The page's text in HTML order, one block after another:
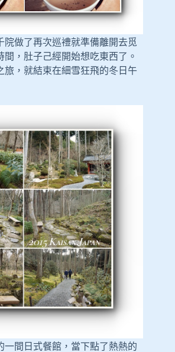
院做了再次巡禮就準備離開去觅
間，肚子己經開始想吃東西了。
旅，就結束在細雪狂飛的冬日午
一間日式餐館，當下點了熱熱的